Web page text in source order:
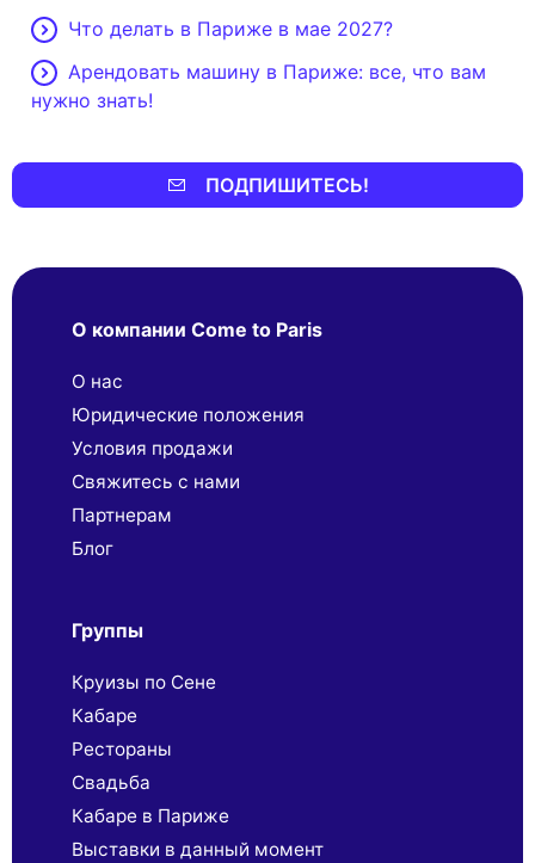
Что делать в Париже в мае 2027?
Арендовать машину в Париже: все, что вам
нужно знать!
ПОДПИШИТЕСЬ!
О компании Come to Paris
О нас
Юридические положения
Условия продажи
Свяжитесь с нами
Партнерaм
Блог
Группы
Круизы по Сене
Кабаре
Рестораны
Свадьба
Кабаре в Париже
Выставки в данный момент